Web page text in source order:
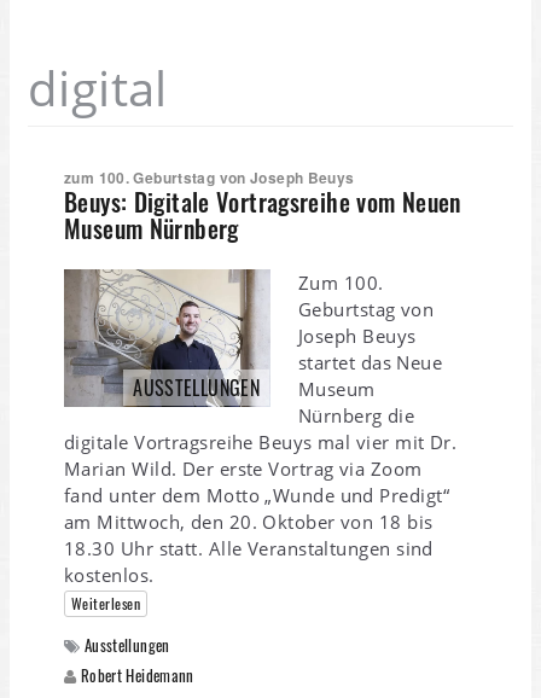
digital
zum 100. Geburtstag von Joseph Beuys
Beuys: Digitale Vortragsreihe vom Neuen
Museum Nürnberg
AUSSTELLUNGEN
Zum 100.
Geburtstag von
Joseph Beuys
startet das Neue
Museum
Nürnberg die
digitale Vortragsreihe Beuys mal vier mit Dr.
Marian Wild. Der erste Vortrag via Zoom
fand unter dem Motto „Wunde und Predigt“
am Mittwoch, den 20. Oktober von 18 bis
18.30 Uhr statt. Alle Veranstaltungen sind
kostenlos.
Weiterlesen
Ausstellungen
Robert Heidemann